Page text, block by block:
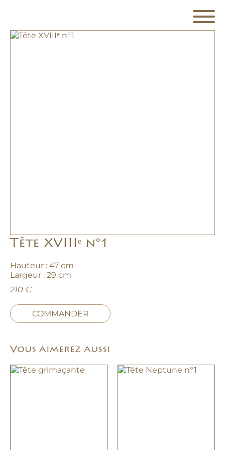
Tête XVIIIᵉ n°1
Hauteur : 47 cm
Largeur : 29 cm
210 €
COMMANDER
Vous aimerez aussi